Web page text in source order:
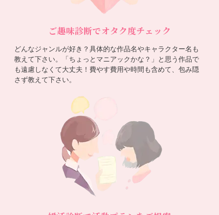
ご趣味診断でオタク度チェック
どんなジャンルが好き？具体的な作品名やキャラクター名も
教えて下さい。「ちょっとマニアックかな？」と思う作品で
も遠慮しなくて大丈夫！費やす費用や時間も含めて、包み隠
さず教えて下さい。